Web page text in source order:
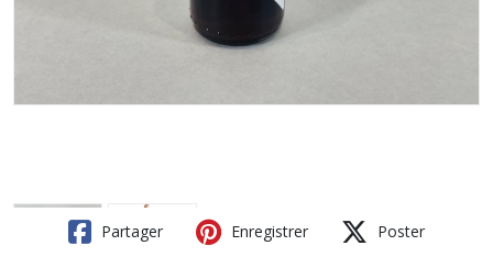
Partager Enregistrer Poster